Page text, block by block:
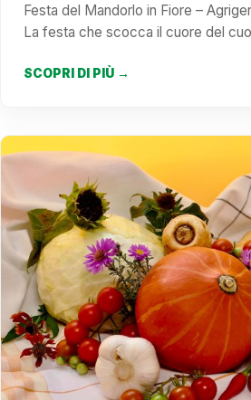
Festa del Mandorlo in Fiore –
La festa che scocca il cuore del
SCOPRI DI PIÙ →